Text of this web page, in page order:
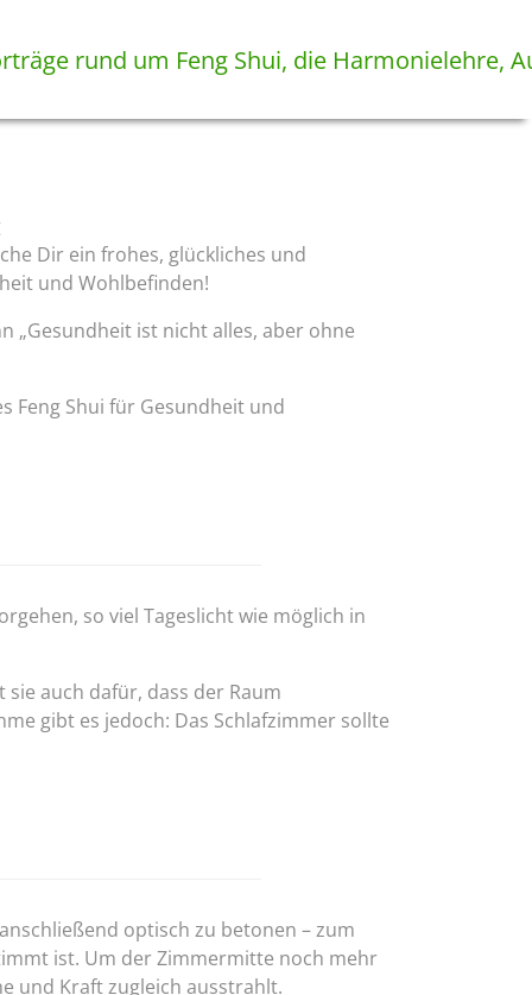
Dir ein frohes, glückliches und
und Wohlbefinden!
„Gesundheit ist nicht alles, aber ohne
Feng Shui für Gesundheit und
so viel Tageslicht wie möglich in
auch dafür, dass der Raum
gibt es jedoch: Das Schlafzimmer sollte
optisch zu betonen – zum
ist. Um der Zimmermitte noch mehr
und Kraft zugleich ausstrahlt.